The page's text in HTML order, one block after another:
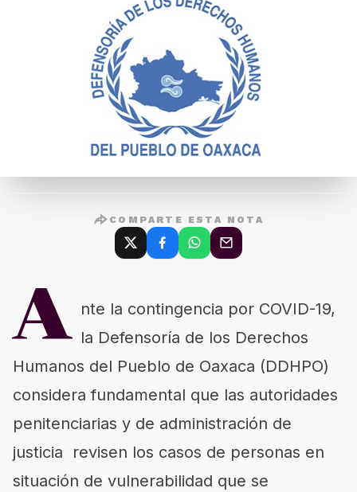
COMPARTE ESTA NOTA
A nte la contingencia por COVID-19,
la Defensoría de los Derechos
Humanos del Pueblo de Oaxaca (DDHPO)
considera fundamental que las autoridades
penitenciarias y de administración de
justicia revisen los casos de personas en
situación de vulnerabilidad que se